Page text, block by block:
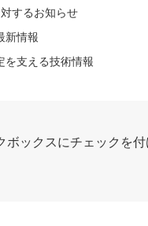
するお知らせ
新情報
を支える技術情報
ックスにチェックを